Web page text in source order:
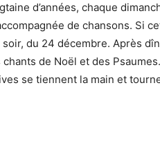
d’années, chaque
de chansons. Si
du 24 décembre. Après
de Noël et des
se tiennent la main et